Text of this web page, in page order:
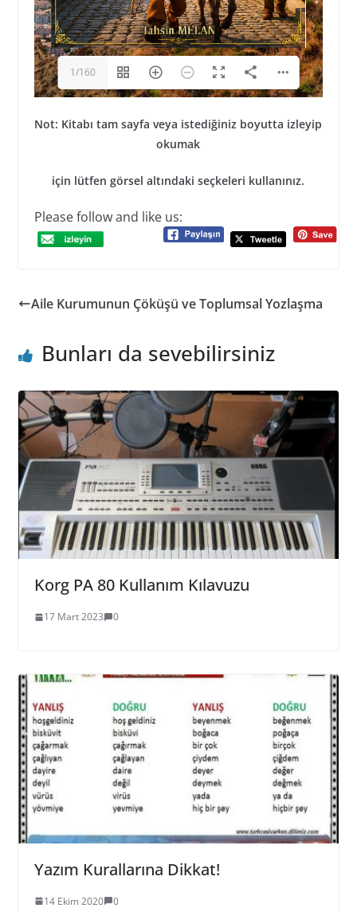
1/160
Not: Kitabı tam sayfa veya istediğiniz boyutta izleyip
okumak
için lütfen görsel altındaki seçkeleri kullanınız.
Please follow and like us:
Aile Kurumunun Çöküşü ve Toplumsal Yozlaşma
Bunları da sevebilirsiniz
Korg PA 80 Kullanım Kılavuzu
17 Mart 2023 0
Yazım Kurallarına Dikkat!
14 Ekim 2020 0